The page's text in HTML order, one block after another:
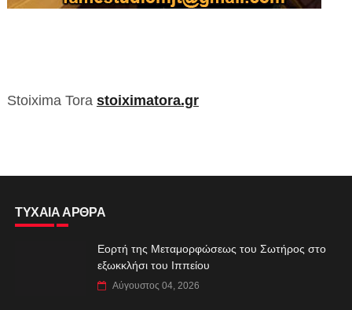
Stoixima Tora stoiximatora.gr
ΤΥΧΑΙΑ ΑΡΘΡΑ
Εορτή της Μεταμορφώσεως του Σωτήρος στο
εξωκκλήσι του Ιππείου
Αύγουστος 04, 2026